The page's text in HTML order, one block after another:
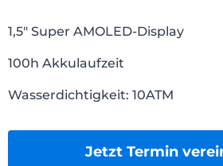
1,5″ Super AMOLED-Display
100h Akkulaufzeit
Wasserdichtigkeit: 10ATM
Jetzt Termin